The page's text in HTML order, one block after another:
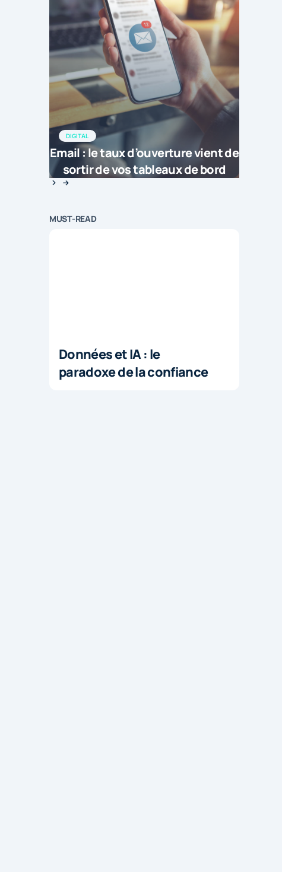
DIGITAL
Email : le taux d’ouverture vient de
sortir de vos tableaux de bord
MUST-READ
Données et IA : le
paradoxe de la confiance